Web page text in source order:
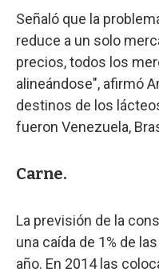
Señaló que la
reduce a un solo
precios, todos los
alineándose", afirmó
destinos de los
fueron Venezuela,
Carne.
La previsión de la
una caída de 1% de
año. En 2014 las